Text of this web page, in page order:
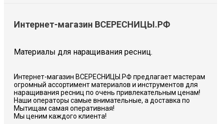
Интернет-магазин ВСЕРЕСНИЦЫ.РФ
Материалы для наращивания ресниц.
Интернет-магазин ВСЕРЕСНИЦЫ.РФ предлагает мастерам
огромный ассортимент материалов и инструментов для
наращивания ресниц по очень привлекательным ценам!
Наши операторы самые внимательные, а доставка по
Мытищам самая оперативная!
Мы ценим каждого клиента!